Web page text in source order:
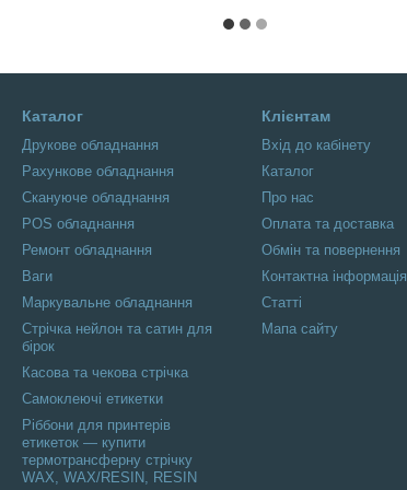
Каталог
Друкове обладнання
Рахункове обладнання
Скануюче обладнання
POS обладнання
Ремонт обладнання
Ваги
Маркувальне обладнання
Стрічка нейлон та сатин для
бірок
Касова та чекова стрічка
Самоклеючі етикетки
Ріббони для принтерів
етикеток — купити
термотрансферну стрічку
WAX, WAX/RESIN, RESIN
Клієнтам
Вхід до кабінету
Каталог
Про нас
Оплата та доставка
Обмін та повернення
Контактна інформація
Статті
Мапа сайту